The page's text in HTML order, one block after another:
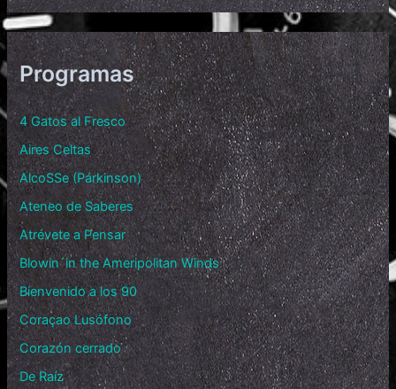
Programas
4 Gatos al Fresco
Aires Celtas
AlcoSSe (Párkinson)
Ateneo de Saberes
Atrévete a Pensar
Blowin´in the Ameripolitan Winds
Bienvenido a los 90
Coraçao Lusófono
Corazón cerrado
De Raíz